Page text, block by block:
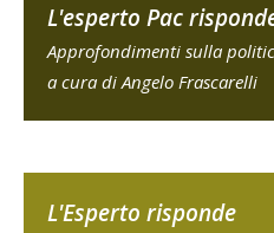
L'esperto Pac
Approfondimenti sulla
a cura di Angelo Frascarelli
L'Esperto risponde